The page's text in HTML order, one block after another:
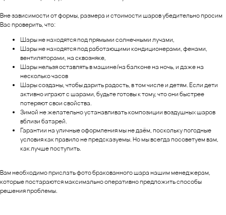
Вне зависимости от формы, размера и стоимости шаров убедительно просим
Вас проверить, что:
Шары не находятся под прямыми солнечными лучами,
Шары не находятся под работающими кондиционерами, фенами,
вентиляторами, на сквозняке,
Шары нельзя оставлять в машине/на балконе на ночь, и даже на
несколько часов
Шары созданы, чтобы дарить радость, в том числе и детям. Если дети
активно играют с шарами, будьте готовы к тому, что они быстрее
потеряют свои свойства.
Зимой не желательно устанавливать композиции воздушных шаров
вблизи батарей.
Гарантии на уличные оформления мы не даём, поскольку погодные
условия как правило не предсказуемы. Но мы всегда посоветуем вам,
как лучше поступить.
Вам необходимо прислать фото бракованного шара нашим менеджерам,
которые постараются максимально оперативно предложить способы
решения проблемы.